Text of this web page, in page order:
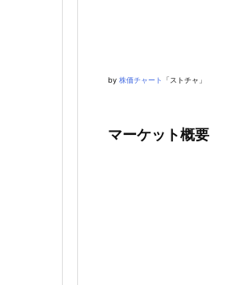
by 株価チャート 「ストチャ」
マーケット概要